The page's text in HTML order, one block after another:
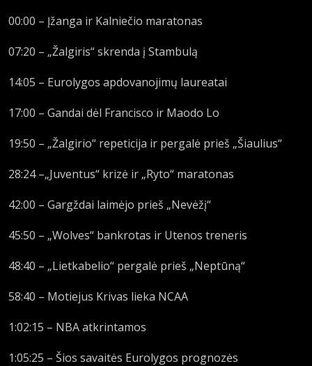
00:00 – Įžanga ir Kalniečio maratonas
07:20 – „Žalgiris“ skrenda į Stambulą
14:05 – Eurolygos apdovanojimų laureatai
17:00 – Gandai dėl Francisco ir Maodo Lo
19:50 – „Žalgirio“ repeticija ir pergalė prieš „Šiaulius“
28:24 –„Juventus“ krizė ir „Ryto“ maratonas
42:00 – Gargždai laimėjo prieš „Nevėžį“
45:50 – „Wolves“ bankrotas ir Utenos treneris
48:40 – „Lietkabelio“ pergalė prieš „Neptūną“
58:40 – Motiejus Krivas lieka NCAA
1:02:15 – NBA atkrintamos
1:05:25 – Šios savaitės Eurolygos prognozės